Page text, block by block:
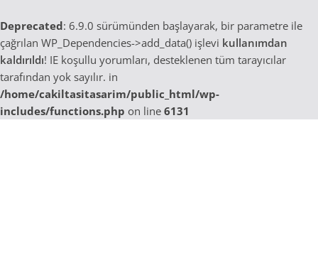
Deprecated: 6.9.0 sürümünden başlayarak, bir parametre ile
çağrılan WP_Dependencies->add_data() işlevi kullanımdan
kaldırıldı! IE koşullu yorumları, desteklenen tüm tarayıcılar
tarafından yok sayılır. in
/home/cakiltasitasarim/public_html/wp-
includes/functions.php on line 6131